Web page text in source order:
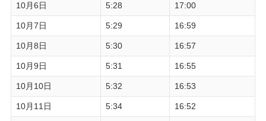
10月6日 5:28 17:00
10月7日 5:29 16:59
10月8日 5:30 16:57
10月9日 5:31 16:55
10月10日 5:32 16:53
10月11日 5:34 16:52